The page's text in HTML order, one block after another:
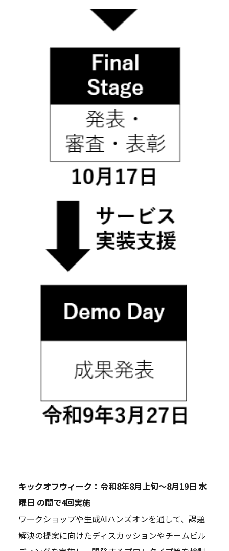
キックオフウィーク：令和8年8月上旬～8月19日 水
曜日 の間で4回実施
ワークショップや生成AIハンズオンを通して、課題
解決の提案に向けたディスカッションやチームビル